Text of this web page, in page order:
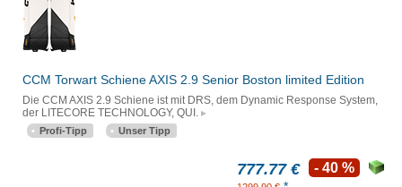
CCM Torwart Schiene AXIS 2.9 Senior Boston limited Edition
Die CCM AXIS 2.9 Schiene ist mit DRS, dem Dynamic Response System,
der LITECORE TECHNOLOGY, QUI.
Profi-Tipp Unser Tipp
777.77 € - 40 %